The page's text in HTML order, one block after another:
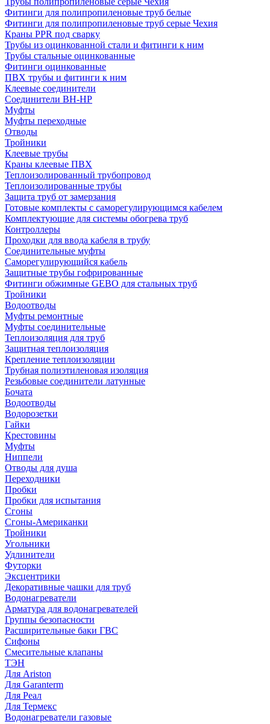
Фитинги для полипропиленовые труб белые
Фитинги для полипропиленовые труб серые Чехия
Краны PPR под сварку
Трубы из оцинкованной стали и фитинги к ним
Трубы стальные оцинкованные
Фитинги оцинкованные
ПВХ трубы и фитинги к ним
Клеевые соединители
Соединители ВН-НР
Муфты
Муфты переходные
Отводы
Тройники
Клеевые трубы
Краны клеевые ПВХ
Теплоизолированный трубопровод
Теплоизолированные трубы
Защита труб от замерзания
Готовые комплекты с саморегулирующимся кабелем
Комплектующие для системы обогрева труб
Контроллеры
Проходки для ввода кабеля в трубу
Соединительные муфты
Саморегулирующийся кабель
Защитные трубы гофрированные
Фитинги обжимные GEBO для стальных труб
Тройники
Водоотводы
Муфты ремонтные
Муфты соединительные
Теплоизоляция для труб
Защитная теплоизоляция
Крепление теплоизоляции
Трубная полиэтиленовая изоляция
Резьбовые соединители латунные
Бочата
Водоотводы
Водорозетки
Гайки
Крестовины
Муфты
Ниппели
Отводы для душа
Переходники
Пробки
Пробки для испытания
Сгоны
Сгоны-Американки
Тройники
Угольники
Удлинители
Футорки
Эксцентрики
Декоративные чашки для труб
Водонагреватели
Арматура для водонагревателей
Группы безопасности
Расширительные баки ГВС
Сифоны
Смесительные клапаны
ТЭН
Для Ariston
Для Garanterm
Для Реал
Для Термекс
Водонагреватели газовые